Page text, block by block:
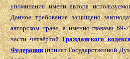
упоминания имени автора
Данное требование защищено
авторском праве, а именно главами 69-
части четвёртойГражданского
Федерации(принят Государственной